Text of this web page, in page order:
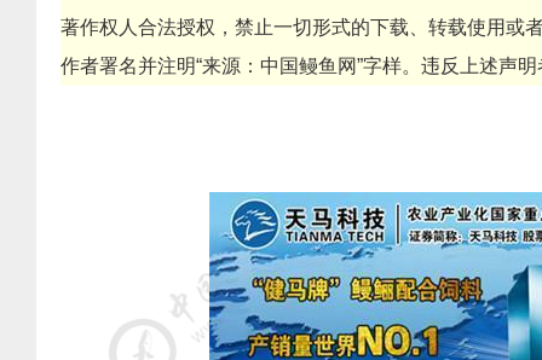
著作权人合法授权，禁止一切形式的下载、转载使用或
作者署名并注明“来源：中国鳗鱼网”字样。违反上述声